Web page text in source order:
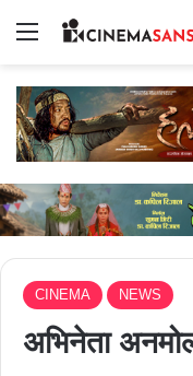
Menu
CINEMA NEWS
अभिनेता